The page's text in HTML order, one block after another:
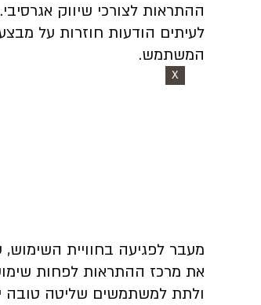
ההתראות לצורכי שיווק
לעיתים הודעות חוזרות על
המשתמש.
X
מעבר לפגיעה בחוויית
את מרכז ההתראות לפחות
ולתת למשתמשים שליטה טובה